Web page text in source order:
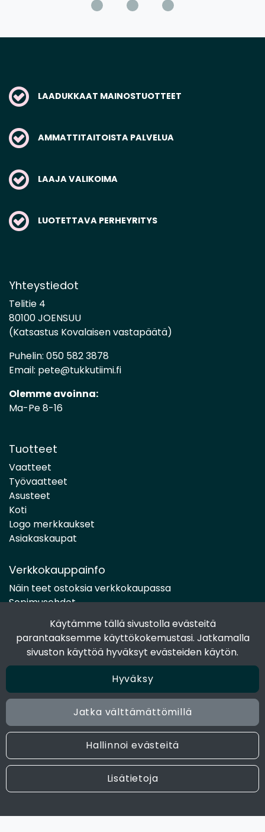
Käytämme tällä sivustolla evästeitä
parantaaksemme käyttökokemustasi. Jatkamalla
sivuston käyttöä hyväksyt evästeiden käytön.
Hyväksy
Jatka välttämättömillä
Hallinnoi evästeitä
Lisätietoja
LAADUKKAAT MAINOSTUOTTEET
AMMATTITAITOISTA PALVELUA
LAAJA VALIKOIMA
LUOTETTAVA PERHEYRITYS
Yhteystiedot
Telitie 4
80100 JOENSUU
(Katsastus Kovalaisen vastapäätä)
Puhelin: 050 582 3878
Email: pete@tukkutiimi.fi
Olemme avoinna:
Ma-Pe 8-16
Tuotteet
Vaatteet
Työvaatteet
Asusteet
Koti
Logo merkkaukset
Asiakaskaupat
Verkkokauppainfo
Näin teet ostoksia verkkokaupassa
Sopimusehdot
Maksutavat
Tietosuojaseloste
Seuraa sosiaalisessa mediassa
Facebook
Instagram
© 2024 Joen Tukkutiimi. All rights reserved. Site by